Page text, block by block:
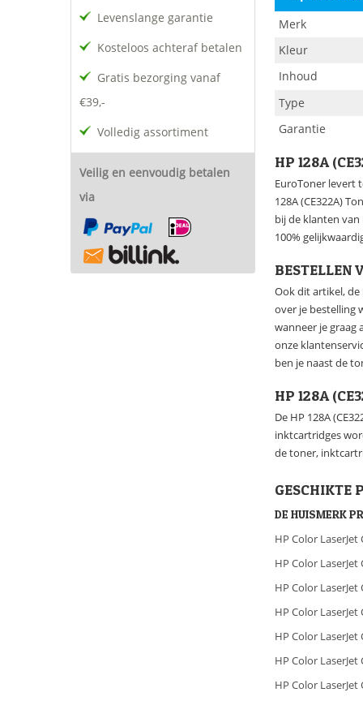
Levenslange garantie
Kosteloos achteraf betalen
Gratis bezorging vanaf
€39,-
Volledig assortiment
Veilig en eenvoudig betalen
via
Merk
Kleur
Inhoud
Type
Garantie
HP 128A
EuroToner levert
128A (CE322A)
bij de klanten
100%
BESTELLEN
Ook dit artikel, de
over je bestelling
wanneer je
onze
ben je naast de
HP 128A
De HP 128A
inktcartridges
de toner,
GESCHIKTE
DE HUISMERK
HP Color LaserJet
HP Color LaserJet
HP Color LaserJet
HP Color LaserJet
HP Color LaserJet
HP Color LaserJet
HP Color LaserJet